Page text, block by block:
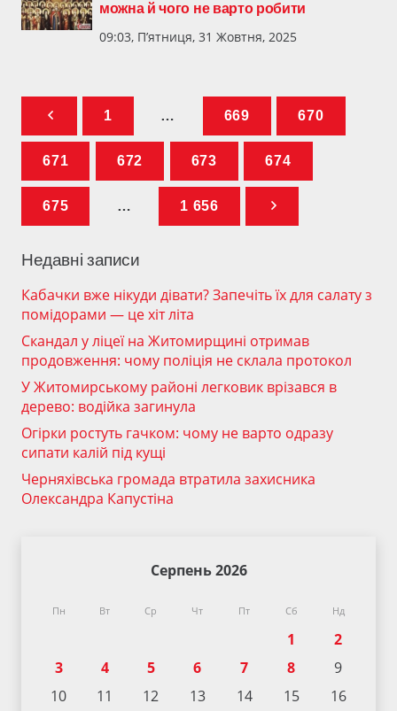
можна й чого не варто робити
09:03, П’ятниця, 31 Жовтня, 2025
1 … 669 670
671 672 673 674
675 … 1 656
Недавні записи
Кабачки вже нікуди дівати? Запечіть їх для салату з
помідорами — це хіт літа
Скандал у ліцеї на Житомирщині отримав
продовження: чому поліція не склала протокол
У Житомирському районі легковик врізався в
дерево: водійка загинула
Огірки ростуть гачком: чому не варто одразу
сипати калій під кущі
Черняхівська громада втратила захисника
Олександра Капустіна
Серпень 2026
Пн Вт Ср Чт Пт Сб Нд
1
2
3
4 5 6 7 8
9
10
11 12 13 14 15 16